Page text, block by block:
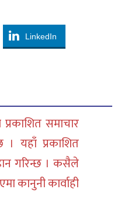
LinkedIn
समाचार
। यहाँ प्रकाशित
गरिन्छ । कसैले
कानुनी कार्वाही